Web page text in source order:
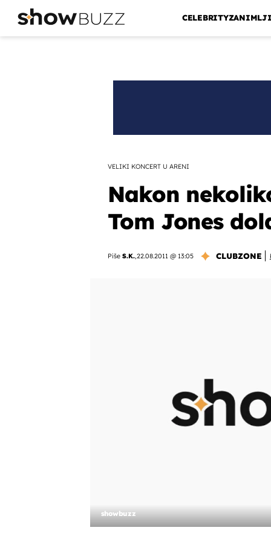
CELEBRITY
VELIKI KONCERT U ARENI
Nakon
Tom Jones
Piše S.K.,22.08.2011 @ 13:05 CLUBZONE
showbuzz